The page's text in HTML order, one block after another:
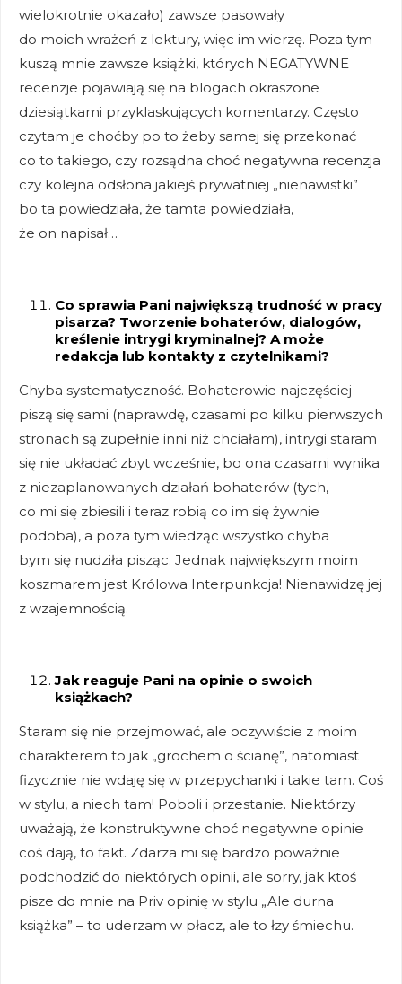
wielokrotnie okazało) zawsze pasowały
do moich wrażeń z lektury, więc im wierzę. Poza tym
kuszą mnie zawsze książki, których NEGATYWNE
recenzje pojawiają się na blogach okraszone
dziesiątkami przyklaskujących komentarzy. Często
czytam je choćby po to żeby samej się przekonać
co to takiego, czy rozsądna choć negatywna recenzja
czy kolejna odsłona jakiejś prywatniej „nienawistki”
bo ta powiedziała, że tamta powiedziała,
że on napisał…
Co sprawia Pani największą trudność w pracy
pisarza? Tworzenie bohaterów, dialogów,
kreślenie intrygi kryminalnej? A może
redakcja lub kontakty z czytelnikami?
Chyba systematyczność. Bohaterowie najczęściej
piszą się sami (naprawdę, czasami po kilku pierwszych
stronach są zupełnie inni niż chciałam), intrygi staram
się nie układać zbyt wcześnie, bo ona czasami wynika
z niezaplanowanych działań bohaterów (tych,
co mi się zbiesili i teraz robią co im się żywnie
podoba), a poza tym wiedząc wszystko chyba
bym się nudziła pisząc. Jednak największym moim
koszmarem jest Królowa Interpunkcja! Nienawidzę jej
z wzajemnością.
Jak reaguje Pani na opinie o swoich
książkach?
Staram się nie przejmować, ale oczywiście z moim
charakterem to jak „grochem o ścianę”, natomiast
fizycznie nie wdaję się w przepychanki i takie tam. Coś
w stylu, a niech tam! Poboli i przestanie. Niektórzy
uważają, że konstruktywne choć negatywne opinie
coś dają, to fakt. Zdarza mi się bardzo poważnie
podchodzić do niektórych opinii, ale sorry, jak ktoś
pisze do mnie na Priv opinię w stylu „Ale durna
książka” – to uderzam w płacz, ale to łzy śmiechu.